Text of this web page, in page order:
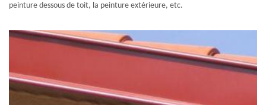
peinture dessous de toit, la peinture extérieure, etc.